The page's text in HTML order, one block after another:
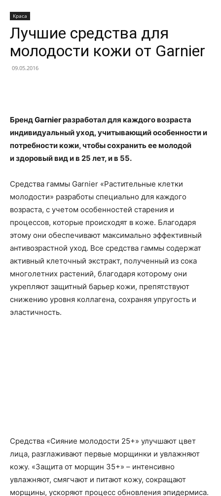
Краса
Лучшие средства для
молодости кожи от Garnier
09.05.2016
БрендGarnierразработал для каждого возраста
индивидуальный уход, учитывающий особенности и
потребности кожи, чтобы сохранить ее молодой
и здоровый вид и в 25 лет, и в 55.
Средства гаммы Garnier «Растительные клетки
молодости» разработы специально для каждого
возраста, с учетом особенностей старения и
процессов, которые происходят в коже. Благодаря
этому они обеспечивают максимально эффективный
антивозрастной уход. Все средства гаммы содержат
активный клеточный экстракт, полученный из сока
многолетних растений, благодаря которому они
укрепляют защитный барьер кожи, препятствуют
снижению уровня коллагена, сохраняя упругость и
эластичность.
Средства «Сияние молодости 25+» улучшают цвет
лица, разглаживают первые морщинки и увлажняют
кожу. «Защита от морщин 35+» – интенсивно
увлажняют, смягчают и питают кожу, сокращают
морщины, ускоряют процесс обновления эпидермиса.